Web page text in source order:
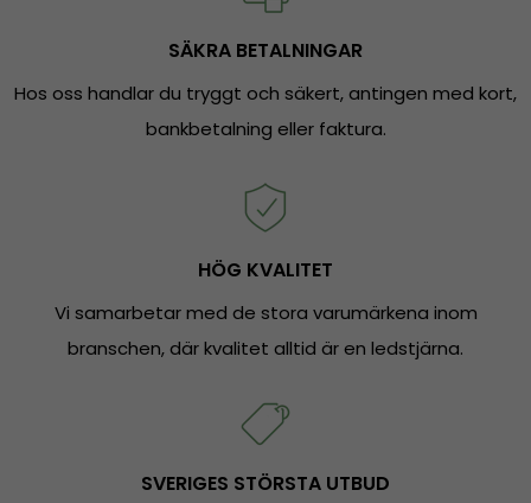
SÄKRA BETALNINGAR
Hos oss handlar du tryggt och säkert, antingen med kort,
bankbetalning eller faktura.
HÖG KVALITET
Vi samarbetar med de stora varumärkena inom
branschen, där kvalitet alltid är en ledstjärna.
SVERIGES STÖRSTA UTBUD